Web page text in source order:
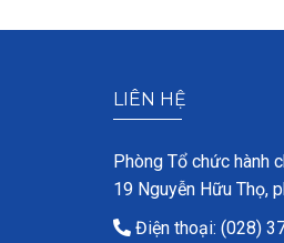
LIÊN HỆ
Phòng Tổ chức hành
19 Nguyễn Hữu Thọ,
Điện thoại: (028)